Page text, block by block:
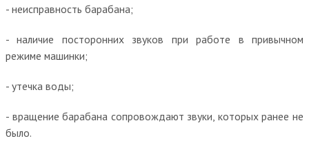
- неисправность барабана;
- наличие посторонних звуков при работе в привычном
режиме машинки;
- утечка воды;
- вращение барабана сопровождают звуки, которых ранее не
было.